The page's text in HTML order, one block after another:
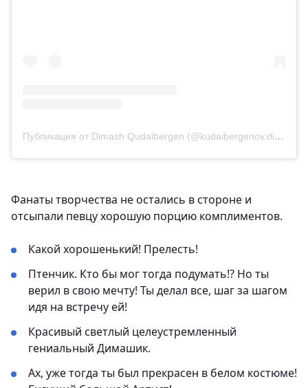
Публикация от Dimash Qudaibergen (@kudaibergenov.dimash)
Фанаты творчества не остались в стороне и
отсыпали певцу хорошую порцию комплиментов.
Какой хорошенький! Прелесть!
Птенчик. Кто бы мог тогда подумать!? Но ты
верил в свою мечту! Ты делал все, шаг за шагом
идя на встречу ей!
Красивый светлый целеустремленный
гениальный Димашик.
Ах, уже тогда ты был прекрасен в белом костюме!